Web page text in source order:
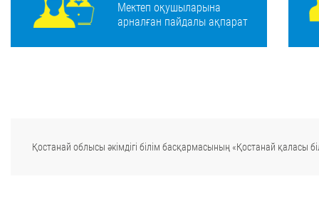
Мектеп оқушыларына
арналған пайдалы ақпарат
Қостанай облысы әкімдігі білім басқармасының «Қостанай қаласы